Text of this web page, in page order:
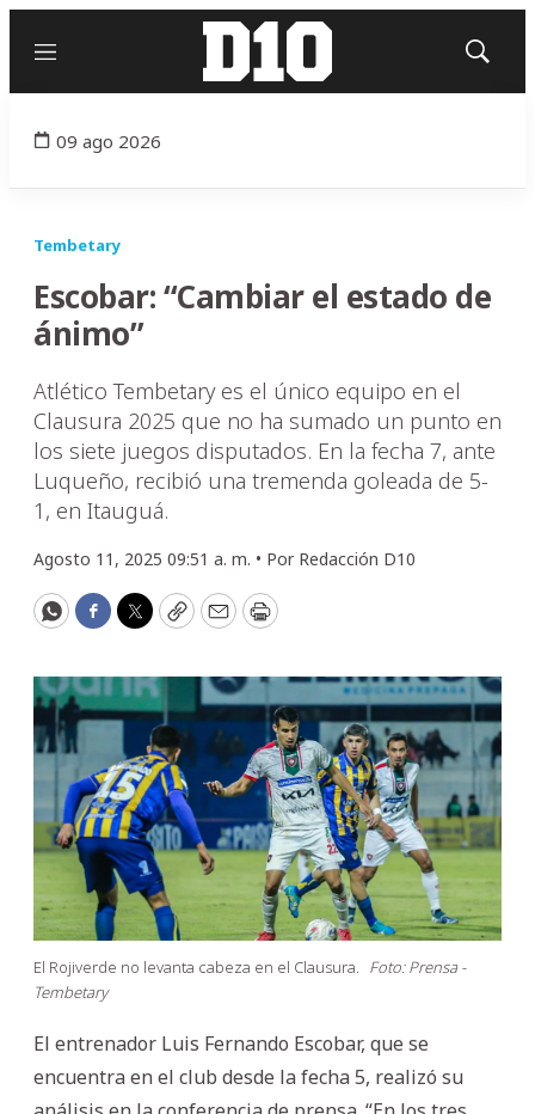
Menú
Mostrar
09 ago 2026
Tembetary
Escobar: “Cambiar el estado de
ánimo”
Atlético Tembetary es el único equipo en el
Clausura 2025 que no ha sumado un punto en
los siete juegos disputados. En la fecha 7, ante
Luqueño, recibió una tremenda goleada de 5-
1, en Itauguá.
Agosto 11, 2025 09:51 a. m. • Por Redacción D10
WhatsApp
Facebook
Twitter
CopyEmailPrint
El Rojiverde no levanta cabeza en el Clausura. Foto: Prensa -
Tembetary
El entrenador Luis Fernando Escobar, que se
encuentra en el club desde la fecha 5, realizó su